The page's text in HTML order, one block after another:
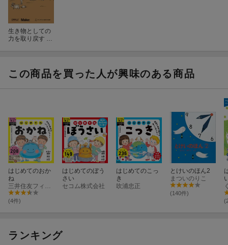
生き物としての
力を取り戻す 50
この商品を買った人が興味のある商品
はじめてのおか
ね
(4件)
はじめてのぼう
さい
セコム株式会社
はじめてのこっ
き
吹浦忠正
とけいのほん2
まついのりこ
(140件)
ランキング